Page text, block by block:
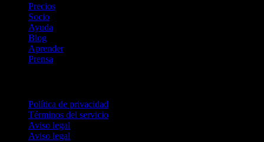
Precios
Socio
Ayuda
Blog
Aprender
Prensa
Política de privacidad
Términos del servicio
Aviso legal
Aviso legal